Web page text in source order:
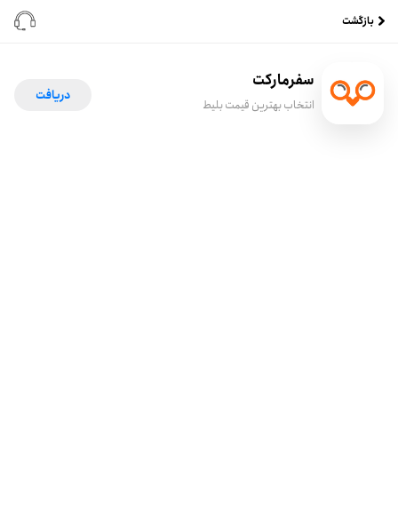
بازگشت
سفرمارکت
انتخاب بهترین قیمت بلیط
دریافت